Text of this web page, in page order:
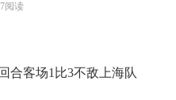
阅读
合客场1比3不敌上海队